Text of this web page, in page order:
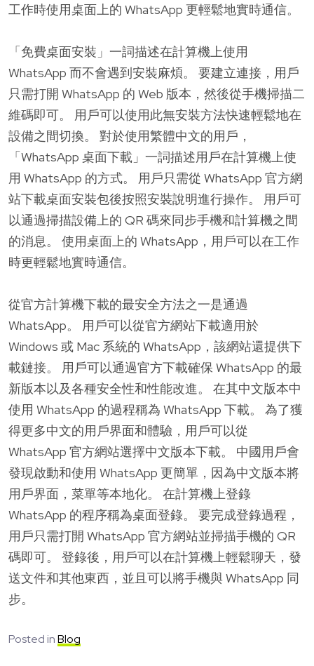
工作時使用桌面上的 WhatsApp 更輕鬆地實時通信。
「免費桌面安裝」一詞描述在計算機上使用
WhatsApp 而不會遇到安裝麻煩。 要建立連接，用戶
只需打開 WhatsApp 的 Web 版本，然後從手機掃描二
維碼即可。 用戶可以使用此無安裝方法快速輕鬆地在
設備之間切換。 對於使用繁體中文的用戶，
「WhatsApp 桌面下載」一詞描述用戶在計算機上使
用 WhatsApp 的方式。 用戶只需從 WhatsApp 官方網
站下載桌面安裝包後按照安裝說明進行操作。 用戶可
以通過掃描設備上的 QR 碼來同步手機和計算機之間
的消息。 使用桌面上的 WhatsApp，用戶可以在工作
時更輕鬆地實時通信。
從官方計算機下載的最安全方法之一是通過
WhatsApp。 用戶可以從官方網站下載適用於
Windows 或 Mac 系統的 WhatsApp，該網站還提供下
載鏈接。 用戶可以通過官方下載確保 WhatsApp 的最
新版本以及各種安全性和性能改進。 在其中文版本中
使用 WhatsApp 的過程稱為 WhatsApp 下載。 為了獲
得更多中文的用戶界面和體驗，用戶可以從
WhatsApp 官方網站選擇中文版本下載。 中國用戶會
發現啟動和使用 WhatsApp 更簡單，因為中文版本將
用戶界面，菜單等本地化。 在計算機上登錄
WhatsApp 的程序稱為桌面登錄。 要完成登錄過程，
用戶只需打開 WhatsApp 官方網站並掃描手機的 QR
碼即可。 登錄後，用戶可以在計算機上輕鬆聊天，發
送文件和其他東西，並且可以將手機與 WhatsApp 同
步。
Posted inBlog